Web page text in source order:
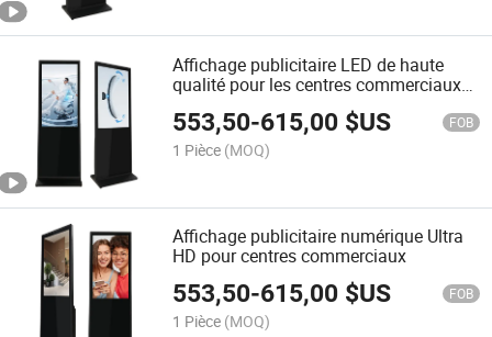
Affichage publicitaire LED de haute
qualité pour les centres commerciaux
553,50-615,00 $US FOB
1 Pièce (MOQ)
Affichage publicitaire numérique Ultra
HD pour centres commerciaux
553,50-615,00 $US FOB
1 Pièce (MOQ)